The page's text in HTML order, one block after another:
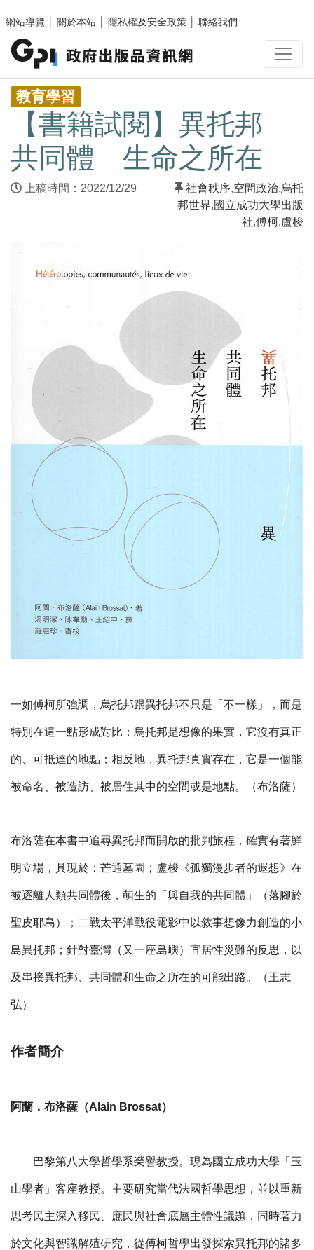
網站導覽
關於本站 隱私權及安全政策 聯絡我們
:::
教育學習
【書籍試閱】異托邦
共同體 生命之所在
上稿時間：2022/12/29 社會秩序,空間政治,烏托
邦世界,國立成功大學出版
社,傅柯,盧梭
一如傅柯所強調，烏托邦跟異托邦不只是「不一樣」，而是
特別在這一點形成對比：烏托邦是想像的果實，它沒有真正
的、可抵達的地點；相反地，異托邦真實存在，它是一個能
被命名、被造訪、被居住其中的空間或是地點。（布洛薩）
布洛薩在本書中追尋異托邦而開啟的批判旅程，確實有著鮮
明立場，具現於：芒通墓園；盧梭《孤獨漫步者的遐想》在
被逐離人類共同體後，萌生的「與自我的共同體」（落腳於
聖皮耶島）；二戰太平洋戰役電影中以敘事想像力創造的小
島異托邦；針對臺灣（又一座島嶼）宜居性災難的反思，以
及串接異托邦、共同體和生命之所在的可能出路。（王志
弘）
作者簡介
阿蘭．布洛薩（Alain Brossat）
巴黎第八大學哲學系榮譽教授。現為國立成功大學「玉
山學者」客座教授。主要研究當代法國哲學思想，並以重新
思考民主深入移民、庶民與社會底層主體性議題，同時著力
於文化與智識解殖研究，從傅柯哲學出發探索異托邦的諸多